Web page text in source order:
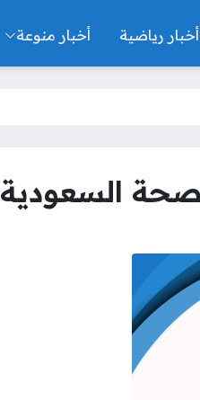
أخبار رياضية أخبار منوعة
السعودية